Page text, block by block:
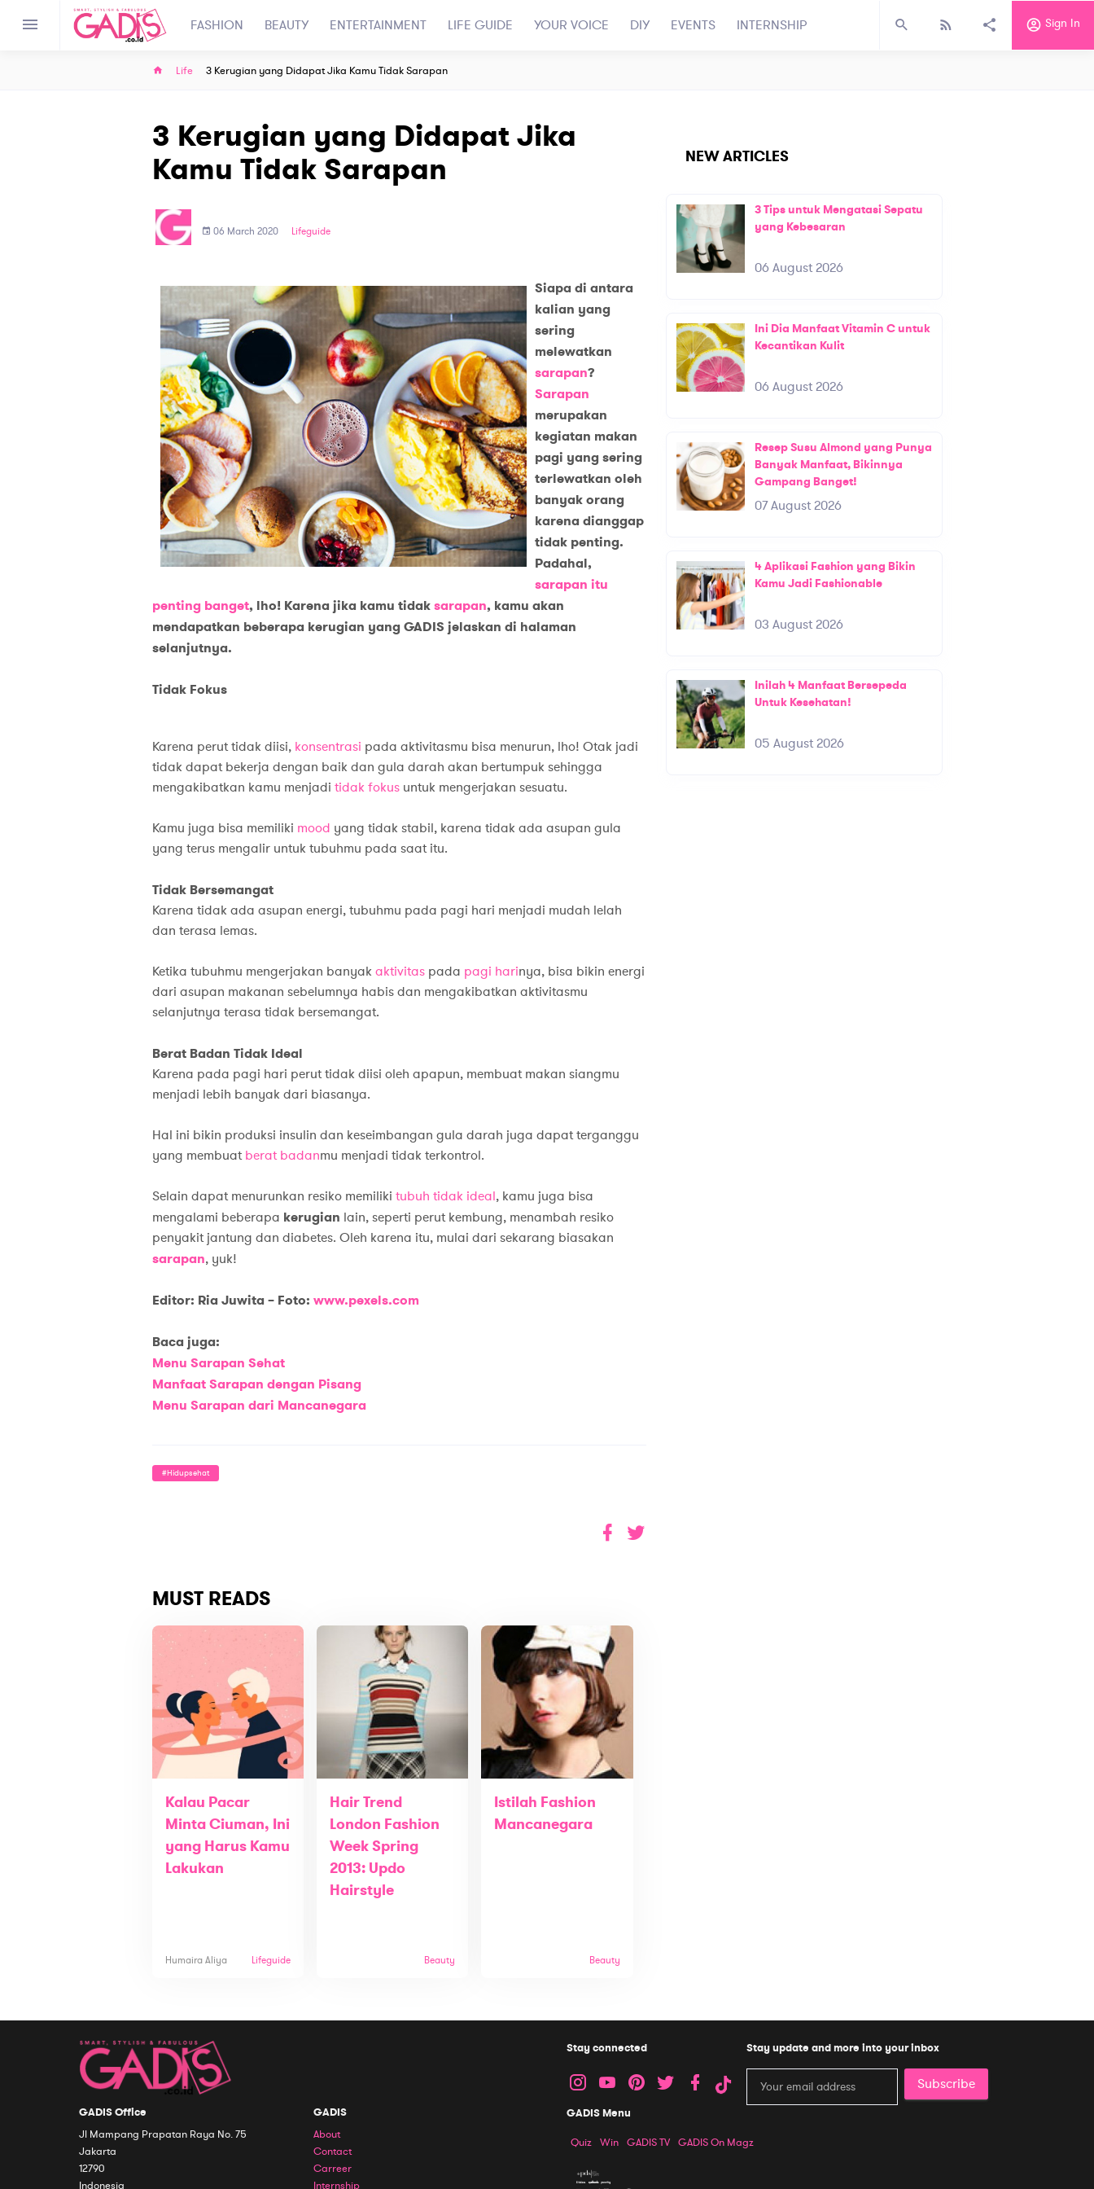
FASHION BEAUTY ENTERTAINMENT LIFE GUIDE YOUR VOICE DIY EVENTS INTERNSHIP Sign In
Life 3 Kerugian yang Didapat Jika Kamu Tidak Sarapan
3 Kerugian yang Didapat Jika
Kamu Tidak Sarapan
06 March 2020 Lifeguide
Siapa di antara
kalian yang
sering
melewatkan
sarapan?
Sarapan
merupakan
kegiatan makan
pagi yang sering
terlewatkan oleh
banyak orang
karena dianggap
tidak penting.
Padahal,
sarapan itu
penting banget, lho! Karena jika kamu tidaksarapan, kamu akan
mendapatkan beberapa kerugian yang GADIS jelaskan di halaman
selanjutnya.
Tidak Fokus
Karena perut tidak diisi, konsentrasi pada aktivitasmu bisa menurun, lho! Otak jadi
tidak dapat bekerja dengan baik dan gula darah akan bertumpuk sehingga
mengakibatkan kamu menjadi tidak fokusuntuk mengerjakan sesuatu.
Kamu juga bisa memiliki mood yang tidak stabil, karena tidak ada asupan gula
yang terus mengalir untuk tubuhmu pada saat itu.
Tidak Bersemangat
Karena tidak ada asupan energi, tubuhmu pada pagi hari menjadi mudah lelah
dan terasa lemas.
Ketika tubuhmu mengerjakan banyak aktivitaspada pagi harinya, bisa bikin energi
dari asupan makanan sebelumnya habis dan mengakibatkan aktivitasmu
selanjutnya terasa tidak bersemangat.
Berat Badan Tidak Ideal
Karena pada pagi hari perut tidak diisi oleh apapun, membuat makan siangmu
menjadi lebih banyak dari biasanya.
Hal ini bikin produksi insulin dan keseimbangan gula darah juga dapat terganggu
yang membuatberat badanmu menjadi tidak terkontrol.
Selain dapat menurunkan resiko memiliki tubuh tidak ideal, kamu juga bisa
mengalami beberapa kerugian lain, seperti perut kembung, menambah resiko
penyakit jantung dan diabetes. Oleh karena itu, mulai dari sekarang biasakan
sarapan, yuk!
Editor: Ria Juwita – Foto: www.pexels.com
Baca juga:
Menu Sarapan Sehat
Manfaat Sarapan dengan Pisang
Menu Sarapan dari Mancanegara
#hidupsehat
MUST READS
Kalau Pacar
Minta Ciuman, Ini
yang Harus Kamu
Lakukan
Humaira Aliya Lifeguide
Hair Trend
London Fashion
Week Spring
2013: Updo
Hairstyle
Beauty
Istilah Fashion
Mancanegara
Beauty
NEW ARTICLES
3 Tips untuk Mengatasi Sepatu
yang Kebesaran
06 August 2026
Ini Dia Manfaat Vitamin C untuk
Kecantikan Kulit
06 August 2026
Resep Susu Almond yang Punya
Banyak Manfaat, Bikinnya
Gampang Banget!
07 August 2026
4 Aplikasi Fashion yang Bikin
Kamu Jadi Fashionable
03 August 2026
Inilah 4 Manfaat Bersepeda
Untuk Kesehatan!
05 August 2026
GADIS Office
Jl Mampang Prapatan Raya No. 75
Jakarta
12790
Indonesia
GADIS
About
Contact
Carreer
Internship
Stay connected Stay update and more into your inbox
Subscribe
GADIS Menu
Quiz Win GADIS TV GADIS On Magz